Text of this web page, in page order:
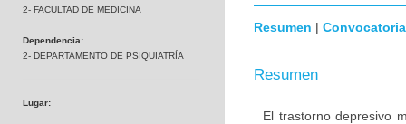
2- FACULTAD DE MEDICINA
Dependencia:
2- DEPARTAMENTO DE PSIQUIATRÍA
Lugar:
---
Resumen | Convocatoria
Resumen
El trastorno depresivo